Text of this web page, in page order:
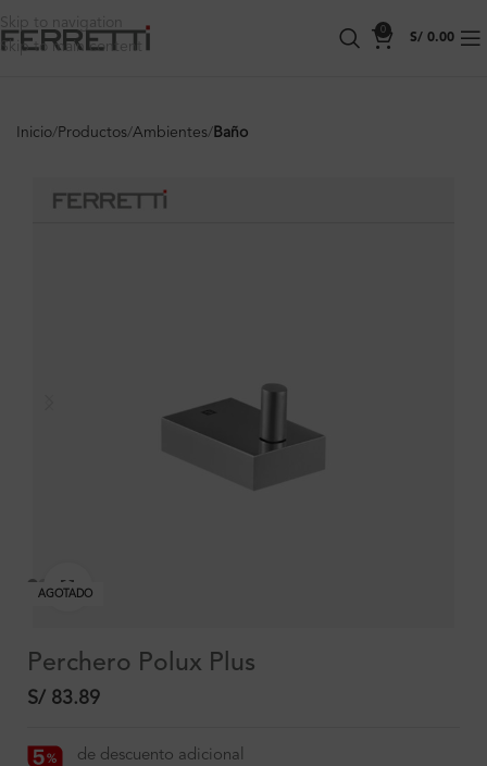
Skip to navigation
Skip to main content
0
S/ 0.00
Inicio Productos Ambientes Baño
AGOTADO
Perchero Polux Plus
S/ 83.89
de descuento adicional